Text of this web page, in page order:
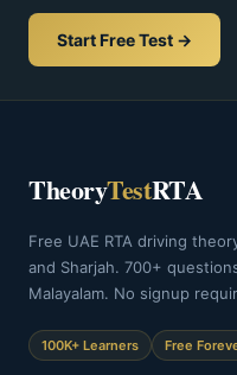
Start Free Test →
TheoryTestRTA
Free UAE RTA driving
and Sharjah. 700+
Malayalam. No signup
100K+ Learners Free